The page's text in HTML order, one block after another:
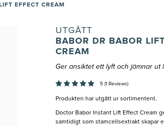
EFFECT CREAM
UTGÅTT
BABOR DR BABOR
CREAM
Ger ansiktet ett lyft och jämnar ut
5 (1 Reviews)
Produkten har utgått ur sortimentent.
Doctor Babor Instant Lift Effect Cream
samtidigt som stamcellsextrakt skapar